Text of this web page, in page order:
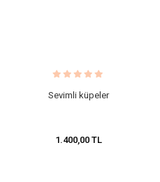
Sevimli küpeler
1.400,00 TL